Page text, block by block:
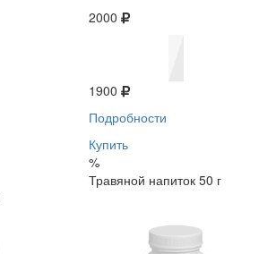
2000
1900
Подробности
Купить
%
Травяной напиток 50 г